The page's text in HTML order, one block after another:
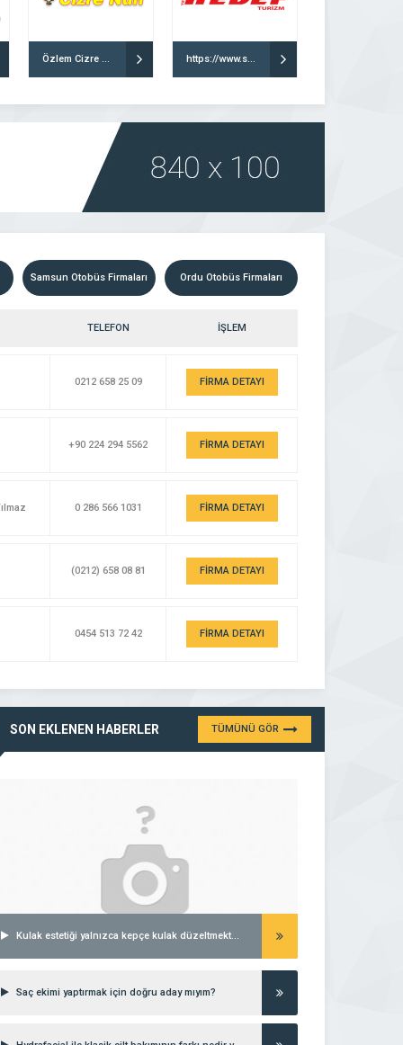
Özlem Cizre Nuh https://www.sivashedefturizm.com/
Samsun Otobüs Firmaları Ordu Otobüs Firmaları
TELEFON İŞLEM
0212 658 25 09 FİRMA DETAYI
+90 224 294 5562 FİRMA DETAYI
0 286 566 1031 FİRMA DETAYI
(0212) 658 08 81 FİRMA DETAYI
0454 513 72 42 FİRMA DETAYI
SON EKLENEN HABERLER TÜMÜNÜ GÖR
Kulak estetiği yalnızca kepçe kulak düzeltmekten ibaret midir?
Saç ekimi yaptırmak için doğru aday mıyım?